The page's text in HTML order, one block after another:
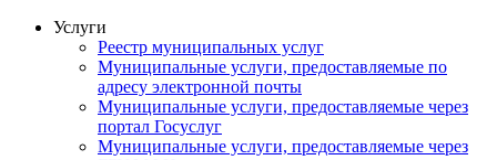
Услуги
Реестр муниципальных услуг
Муниципальные услуги, предоставляемые по
адресу электронной почты
Муниципальные услуги, предоставляемые через
портал Госуслуг
Муниципальные услуги, предоставляемые через